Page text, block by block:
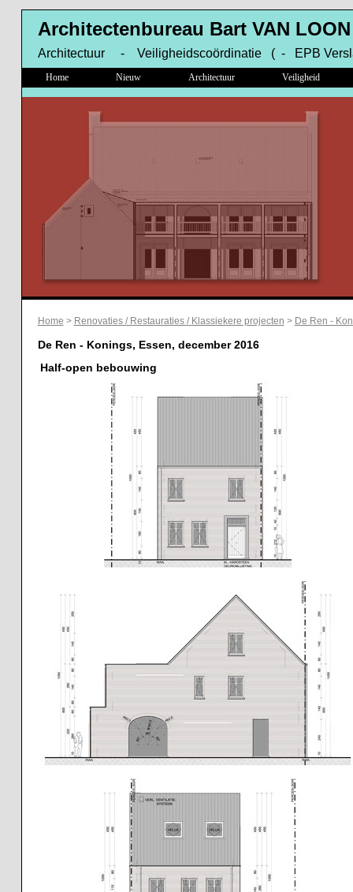
Architectenbureau Bart VAN
Architectuur - Veiligheidscoördinatie ( - EPB
Home Nieuw Architectuur Veiligheid
Home > Renovaties / Restauraties / Klassiekere projecten > De Ren -
De Ren - Konings, Essen, december 2016
Half-open bebouwing